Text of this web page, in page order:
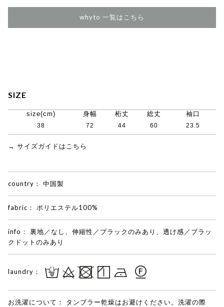
whyto 一覧はこちら
SIZE
size(cm) 身幅 桁丈 総丈 袖口
38 72 44 60 23.5
→ サイズガイドはこちら
country： 中国製
fabric： ポリエステル100%
info：
裏地／なし、伸縮性／ブラックのみあり、透け感／ブラッ
クドットのみあり
laundry：
お洗濯について：
タンブラー乾燥はお避けください。洗濯の際